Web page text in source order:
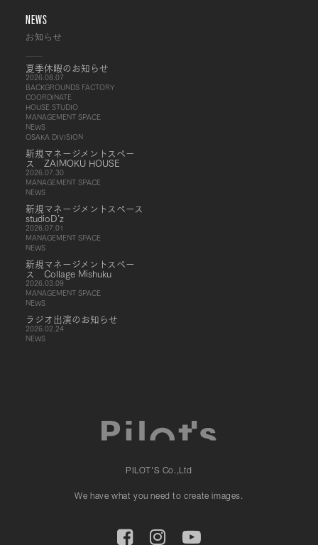
NEWS
お知らせ
夏季休暇のお知らせ
2026.08.07
BACKGROUNDS FACTORY
COORDINATE
HOUSE STUDIO
MANAGEMENT SPACE
NEWS
OSAKA DIVISION
新規マネージメントスペー
ス ZAIMOKU HOUSE
2026.07.30
MANAGEMENT SPACE
NEWS
新規マネージメントスペース
studioD’z
2026.07.01
MANAGEMENT SPACE
NEWS
新規マネージメントスペー
ス Collage Mishuku
2026.03.09
MANAGEMENT SPACE
NEWS
ラジオ出演のお知らせ
2026.02.24
NEWS
PILOT'S Co.,Ltd
We have what you need to create images.